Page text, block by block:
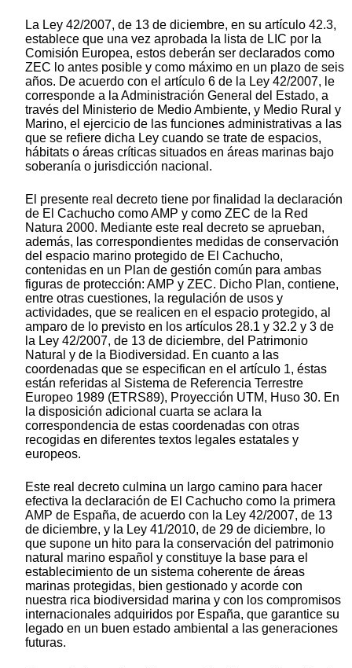
La Ley 42/2007, de 13 de diciembre, en su artículo 42.3,
establece que una vez aprobada la lista de LIC por la
Comisión Europea, estos deberán ser declarados como
ZEC lo antes posible y como máximo en un plazo de seis
años. De acuerdo con el artículo 6 de la Ley 42/2007, le
corresponde a la Administración General del Estado, a
través del Ministerio de Medio Ambiente, y Medio Rural y
Marino, el ejercicio de las funciones administrativas a las
que se refiere dicha Ley cuando se trate de espacios,
hábitats o áreas críticas situados en áreas marinas bajo
soberanía o jurisdicción nacional.
El presente real decreto tiene por finalidad la declaración
de El Cachucho como AMP y como ZEC de la Red
Natura 2000. Mediante este real decreto se aprueban,
además, las correspondientes medidas de conservación
del espacio marino protegido de El Cachucho,
contenidas en un Plan de gestión común para ambas
figuras de protección: AMP y ZEC. Dicho Plan, contiene,
entre otras cuestiones, la regulación de usos y
actividades, que se realicen en el espacio protegido, al
amparo de lo previsto en los artículos 28.1 y 32.2 y 3 de
la Ley 42/2007, de 13 de diciembre, del Patrimonio
Natural y de la Biodiversidad. En cuanto a las
coordenadas que se especifican en el artículo 1, éstas
están referidas al Sistema de Referencia Terrestre
Europeo 1989 (ETRS89), Proyección UTM, Huso 30. En
la disposición adicional cuarta se aclara la
correspondencia de estas coordenadas con otras
recogidas en diferentes textos legales estatales y
europeos.
Este real decreto culmina un largo camino para hacer
efectiva la declaración de El Cachucho como la primera
AMP de España, de acuerdo con la Ley 42/2007, de 13
de diciembre, y la Ley 41/2010, de 29 de diciembre, lo
que supone un hito para la conservación del patrimonio
natural marino español y constituye la base para el
establecimiento de un sistema coherente de áreas
marinas protegidas, bien gestionado y acorde con
nuestra rica biodiversidad marina y con los compromisos
internacionales adquiridos por España, que garantice su
legado en un buen estado ambiental a las generaciones
futuras.